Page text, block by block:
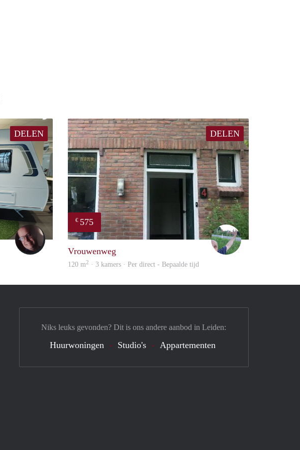
DELEN DELEN
€ 575
S.S.
Vrouwenweg
120 m2 · 3 kamers · Per direct - Bepaalde tijd
Niks leuks gevonden? Dit is ons andere aanbod in Leiden:
Huurwoningen Studio's Appartementen